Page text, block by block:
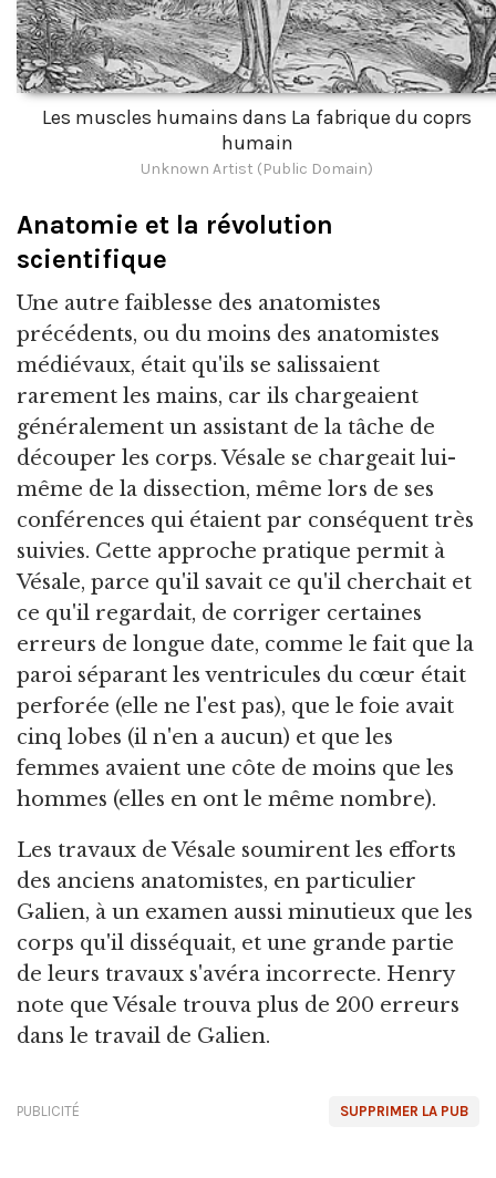
Les muscles humains dans La fabrique du coprs
humain
Unknown Artist (Public Domain)
Anatomie et la révolution
scientifique
Une autre faiblesse des anatomistes
précédents, ou du moins des anatomistes
médiévaux, était qu'ils se salissaient
rarement les mains, car ils chargeaient
généralement un assistant de la tâche de
découper les corps. Vésale se chargeait lui-
même de la dissection, même lors de ses
conférences qui étaient par conséquent très
suivies. Cette approche pratique permit à
Vésale, parce qu'il savait ce qu'il cherchait et
ce qu'il regardait, de corriger certaines
erreurs de longue date, comme le fait que la
paroi séparant les ventricules du cœur était
perforée (elle ne l'est pas), que le foie avait
cinq lobes (il n'en a aucun) et que les
femmes avaient une côte de moins que les
hommes (elles en ont le même nombre).
Les travaux de Vésale soumirent les efforts
des anciens anatomistes, en particulier
Galien, à un examen aussi minutieux que les
corps qu'il disséquait, et une grande partie
de leurs travaux s'avéra incorrecte. Henry
note que Vésale trouva plus de 200 erreurs
dans le travail de Galien.
SUPPRIMER LA PUB
PUBLICITÉ